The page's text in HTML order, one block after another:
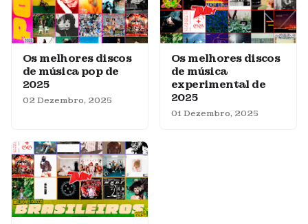
Os melhores discos
de música pop de
2025
02 Dezembro, 2025
Os melhores discos
de música
experimental de
2025
01 Dezembro, 2025